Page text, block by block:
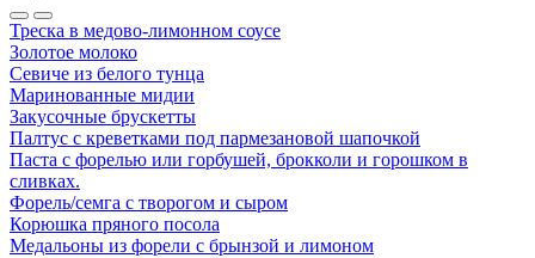
Треска в медово-лимонном соусе
Золотое молоко
Севиче из белого тунца
Маринованные мидии
Закусочные брускетты
Палтус с креветками под пармезановой шапочкой
Паста с форелью или горбушей, брокколи и горошком в
сливках.
Форель/семга с творогом и сыром
Корюшка пряного посола
Медальоны из форели с брынзой и лимоном